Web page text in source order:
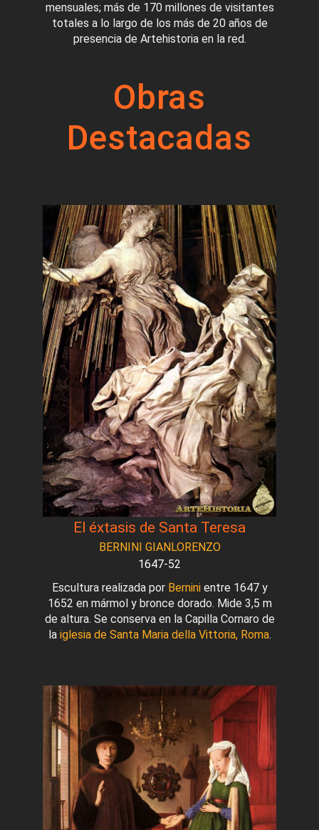
mensuales; más de 170 millones de visitantes
totales a lo largo de los más de 20 años de
presencia de Artehistoria en la red.
Obras
Destacadas
El éxtasis de Santa Teresa
BERNINI GIANLORENZO
1647-52
Escultura realizada por Berninientre 1647 y
1652 en mármol y bronce dorado. Mide 3,5 m
de altura. Se conserva en la Capilla Cornaro de
la iglesia de Santa Maria della Vittoria, Roma.